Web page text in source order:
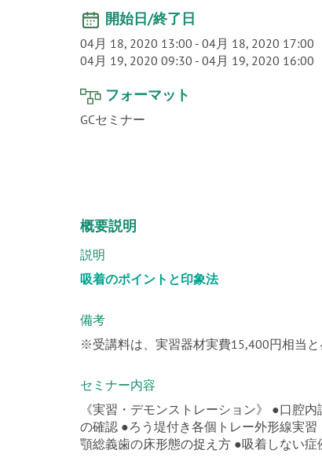
開始日/終了日
04月 18, 2020 13:00 - 04月 18, 2020 17:00
04月 19, 2020 09:30 - 04月 19, 2020 16:00
フォーマット
GCセミナー
概要説明
説明
吸着のポイントと印象法
備考
※受講料は、実習器材実費15,400円相当と
セミナー内容
《実習・デモンストレーション》 ●口腔
の確認 ●ろう堤付き各個トレー外形線実
顎総義歯の床形態の捉え方 ●吸着しない